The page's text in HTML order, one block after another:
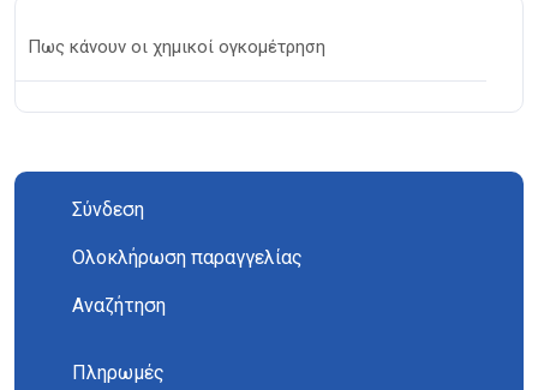
Πως κάνουν οι χημικοί ογκομέτρηση
Σύνδεση
Ολοκλήρωση παραγγελίας
Αναζήτηση
Πληρωμές